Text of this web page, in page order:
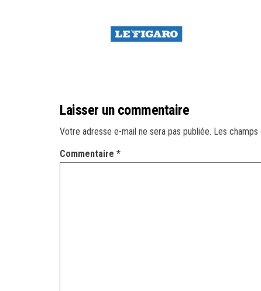
Laisser un commentaire
Votre adresse e-mail ne sera pas publiée. Les
Commentaire *